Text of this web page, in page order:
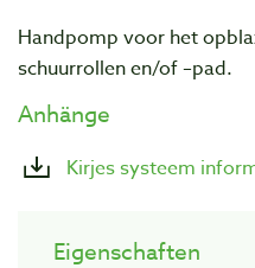
Handpomp voor het
schuurrollen en/of –pad.
Anhänge
Kirjes systeem
Eigenschaften